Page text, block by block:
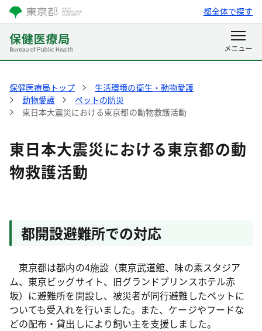
都全体で探す
保健医療局トップ
生活環境の衛生・動物愛護
動物愛護
ペットの防災
東日本大震災における東京都の動物救護活動
東日本大震災における東京都の動
物救護活動
都開設避難所での対応
東京都は都内の4施設（東京武道館、味の素スタジア
ム、東京ビッグサイト、旧グランドプリンスホテル赤
坂）に避難所を開設し、被災者が同行避難したペットに
ついても受入れを行いました。また、ケージやフードな
どの配布・貸出しにより飼い主を支援しました。